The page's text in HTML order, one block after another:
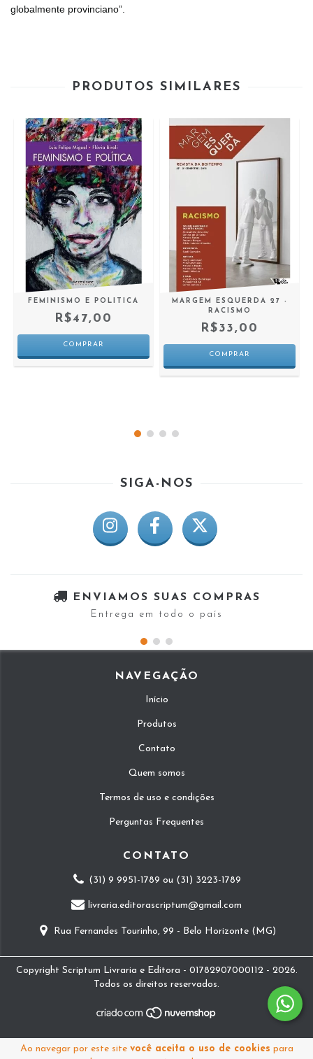
Ao navegar por este site você aceita o uso de cookies para
globalmente provinciano”.
PRODUTOS SIMILARES
FEMINISMO E POLITICA
R$47,00
MARGEM ESQUERDA 27 -
RACISMO
R$33,00
SIGA-NOS
ENVIAMOS SUAS COMPRAS
Entrega em todo o país
NAVEGAÇÃO
Início
Produtos
Contato
Quem somos
Termos de uso e condições
Perguntas Frequentes
CONTATO
(31) 9 9951-1789 ou (31) 3223-1789
livraria.editorascriptum@gmail.com
Rua Fernandes Tourinho, 99 - Belo Horizonte (MG)
Copyright Scriptum Livraria e Editora - 01782907000112 - 2026.
Todos os direitos reservados.